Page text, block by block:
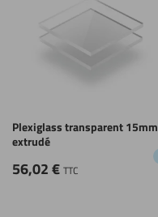
Plexiglass transparent 15mm
extrudé
56,02€ TTC